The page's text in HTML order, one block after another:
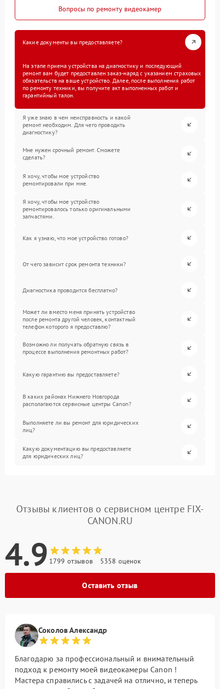
Вопросы по ремонту видеокамер
Какие документы вы предоставляете?
На этапе приема устройства на диагностику и последующий
ремонт вам будет предоставлен заказ-наряд с указанием страховых
обязательств на ваше устройство. Далее, после выполнения работ
по ремонту техники, вы получите акт выполненных работ и
гарантийный талон.
Я уже знаю в чем неисправность и какой
ремонт необходим. Для чего проводить
диагностику?
Мне нужен срочный ремонт. Сможете
сделать?
Я хочу, чтобы мое устройство
ремонтировали при мне.
Я хочу, чтобы мое устройство
ремонтировалось только оригинальными
запчастями.
Как я узнаю, что мое устройство готово?
От чего зависит срок ремонта техники?
Диагностика проводится бесплатно?
Может ли вместо меня принять устройство
после ремонта другой человек, контактный
телефон которого я предоставлю?
Возможно ли получать обратную связь в
процессе выполнения ремонтных работ?
Какую гарантию вы предоставляете?
В каких районах Нижнего Новгорода
располагаются сервисные центры Canon?
Выполняете ли вы ремонт для юридических
лиц?
Какую документацию вы предоставляете
для юридических лиц?
Отзывы клиентов о сервисном центре FIX-
CANON.RU
4.9 1799 отзывов 5358 оценок
Оставить отзыв
Соколов Александр
Благодарю за профессиональный и внимательный
подход к ремонту моей видеокамеры Canon !
Мастера справились с задачей на отлично, и теперь